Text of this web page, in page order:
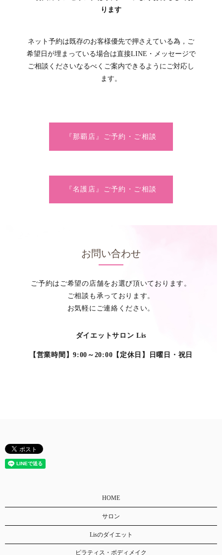
ります
ネット予約は既存のお客様優先で押さえている為，ご
希望日が埋まっている場合は直接LINE・メッセージで
ご相談くださいなるべくご案内できるようにご対応し
ます。
『那覇店』ご予約・ご相談
『名護店』ご予約・ご相談
お問い合わせ
ご予約はご希望の店舗をお選び頂いております。
ご相談も承っております。
お気軽にご連絡ください。
ダイエットサロン Lis
【営業時間】9:00～20:00【定休日】日曜日・祝日
HOME
サロン
Lisのダイエット
ピラティス・ボディメイク